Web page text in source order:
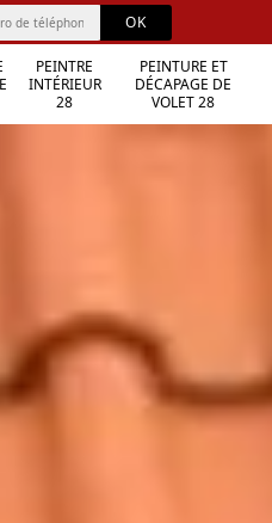
PEINTRE
INTÉRIEUR
28
PEINTURE ET
DÉCAPAGE DE
VOLET 28